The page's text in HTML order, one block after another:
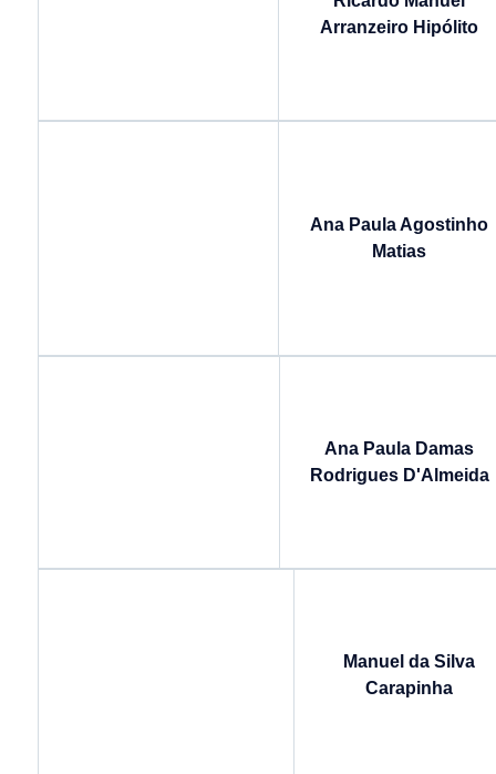
Arranzeiro Hipólito
Ana Paula Agostinho
Matias
Ana Paula Damas
Rodrigues D'Almeida
Manuel da Silva
Carapinha